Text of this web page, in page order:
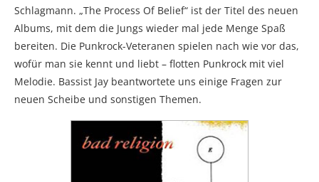
Schlagmann. „The Process Of Belief“ ist der Titel des neuen
Albums, mit dem die Jungs wieder mal jede Menge Spaß
bereiten. Die Punkrock-Veteranen spielen nach wie vor das,
wofür man sie kennt und liebt – flotten Punkrock mit viel
Melodie. Bassist Jay beantwortete uns einige Fragen zur
neuen Scheibe und sonstigen Themen.